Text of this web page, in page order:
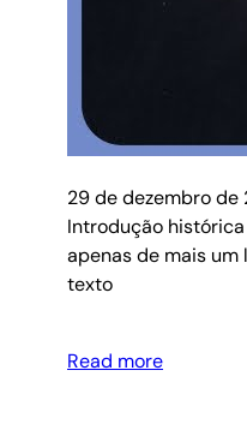
29 de dezembro de
Introdução
apenas de mais
texto
Read more